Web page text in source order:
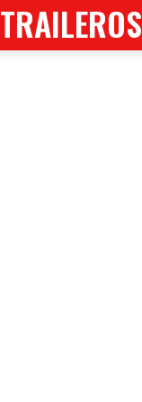
TRAILEROS